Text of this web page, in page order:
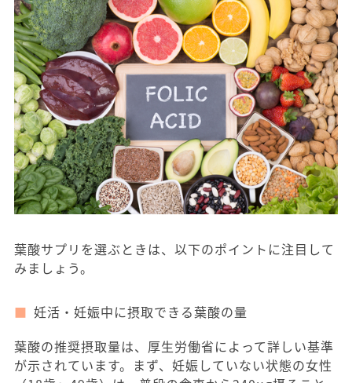
葉酸サプリを選ぶときは、以下のポイントに注目して
みましょう。
妊活・妊娠中に摂取できる葉酸の量
葉酸の推奨摂取量は、厚生労働省によって詳しい基準
が示されています。まず、妊娠していない状態の女性